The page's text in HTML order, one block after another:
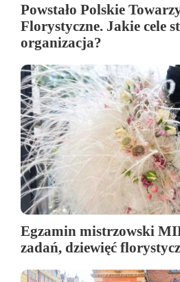
Powstało Polskie
Florystyczne. Jakie cele
organizacja?
Egzamin mistrzowski
zadań, dziewięć